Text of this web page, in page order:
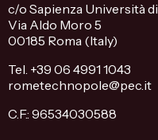
c/o Sapienza Università
Via Aldo Moro 5
00185 Roma (Italy)
Tel. +39 06 4991 1043
rometechnopole@pec.it
C.F.: 96534030588